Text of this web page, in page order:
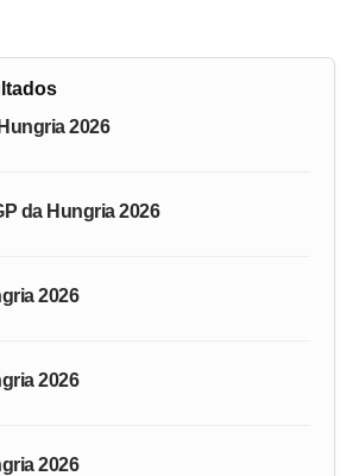
2026
da Hungria 2026
2026
2026
2026